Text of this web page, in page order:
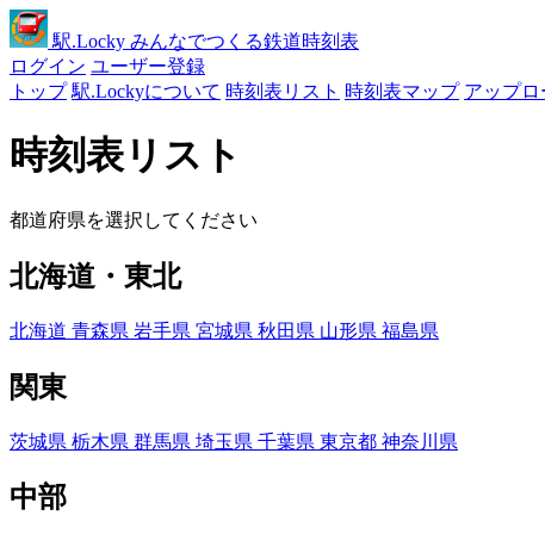
駅.Locky みんなでつくる鉄道時刻表
ログイン ユーザー登録
トップ 駅.Lockyについて 時刻表リスト 時刻表マップ アップロ
時刻表リスト
都道府県を選択してください
北海道・東北
北海道 青森県 岩手県 宮城県 秋田県 山形県 福島県
関東
茨城県 栃木県 群馬県 埼玉県 千葉県 東京都 神奈川県
中部